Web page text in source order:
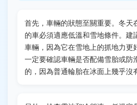
首先，車輛的狀態至關重要。冬天
的車必須適應低溫和雪地條件。建
車輛，因為它在雪地上的抓地力更
一定要確認車輛是否配備雪胎或防
的，因為普通輪胎在冰面上幾乎沒